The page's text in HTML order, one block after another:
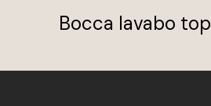
Bocca lavabo top